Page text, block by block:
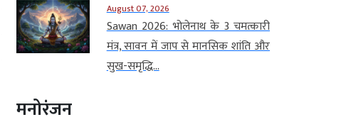
August 07, 2026
Sawan 2026: भोलेनाथ के 3 चमत्कारी
मंत्र, सावन में जाप से मानसिक शांति और
सुख-समृद्धि...
मनोरंजन